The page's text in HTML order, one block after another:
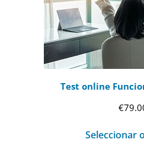
Test online
€
Seleccionar